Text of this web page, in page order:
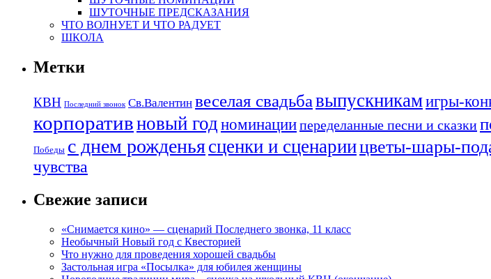
ШУТОЧНЫЕ ПРЕДСКАЗАНИЯ
ЧТО ВОЛНУЕТ И ЧТО РАДУЕТ
ШКОЛА
Метки
КВН Последний звонок Св.Валентин веселая свадьбавыпускникамигры-
корпоративновый годноминациипеределанные песни и сказки
Победы с днем рожденьясценки и сценариицветы-шары-
чувства
Свежие записи
«Снимается кино» — сценарий Последнего звонка, 11 класс
Необычный Новый год с Квесторией
Что нужно для проведения хорошей свадьбы
Застольная игра «Посылка» для юбилея женщины